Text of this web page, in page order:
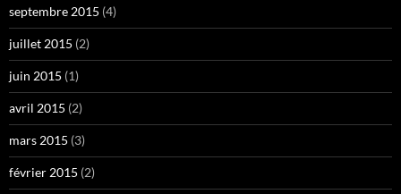
septembre 2015 (4)
juillet 2015 (2)
juin 2015 (1)
avril 2015 (2)
mars 2015 (3)
février 2015 (2)